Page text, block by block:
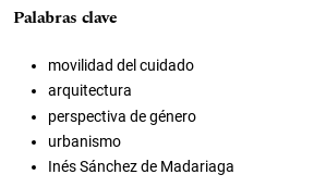
Palabras clave
movilidad del cuidado
arquitectura
perspectiva de género
urbanismo
Inés Sánchez de Madariaga